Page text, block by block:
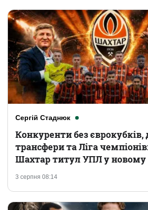
Сергій Стаднюк
3 серпня 08:14
Конкуренти без єврокубків,
трансфери та Ліга
Шахтар титул УПЛ у новому